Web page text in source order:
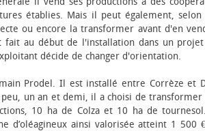
établies. Mais il peut également,
ou encore la transformer avant d'en
fait au début de l'installation dans un
décide de changer d'orientation.
Prodel. Il est installé entre Corrèze et
un an et demi, il a choisi de
10 ha de Colza et 10 ha de
d’oléagineux ainsi valorisée atteint 1 500